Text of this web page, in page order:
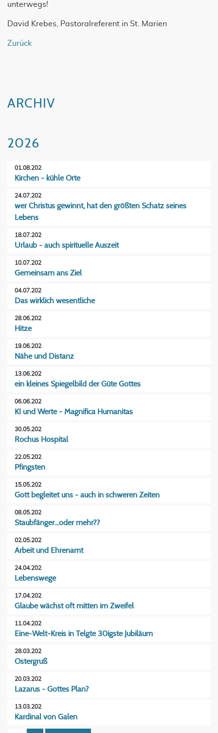
unterwegs!
David Krebes, Pastoralreferent in St. Marien
Zurück
ARCHIV
2026
01.08.202
Kirchen - kühle Orte
24.07.202
wer Christus gewinnt, hat den größten Schatz seines
Lebens
18.07.202
Urlaub - auch spirituelle Auszeit
10.07.202
Gemeinsam ans Ziel
04.07.202
Das wirklich wesentliche
28.06.202
Hitze
19.06.202
Nähe und Distanz
13.06.202
ein kleines Spiegelbild der Güte Gottes
06.06.202
KI und Werte - Magnifica Humanitas
30.05.202
Rochus Hospital
22.05.202
Pfingsten
15.05.202
Gott begleitet uns - auch in schweren Zeiten
08.05.202
Staubfänger...oder mehr??
02.05.202
Arbeit und Ehrenamt
24.04.202
Lebenswege
17.04.202
Glaube wächst oft mitten im Zweifel
11.04.202
Eine-Welt-Kreis in Telgte 30igste Jubiläum
28.03.202
Ostergruß
20.03.202
Lazarus - Gottes Plan?
13.03.202
Kardinal von Galen